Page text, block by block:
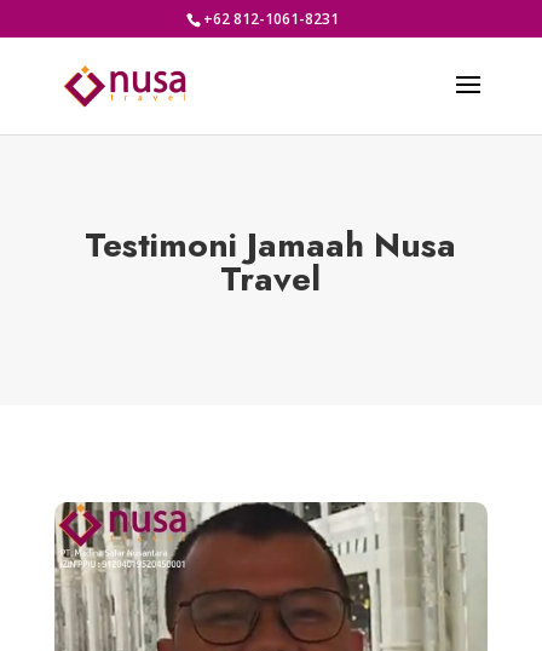
+62 812-1061-8231
Testimoni Jamaah Nusa
Travel